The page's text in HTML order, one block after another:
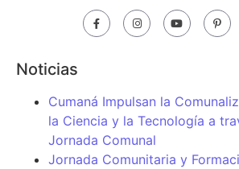
Noticias
Cumaná Impulsan la
la Ciencia y la Tecnología a
Jornada Comunal
Jornada Comunitaria y